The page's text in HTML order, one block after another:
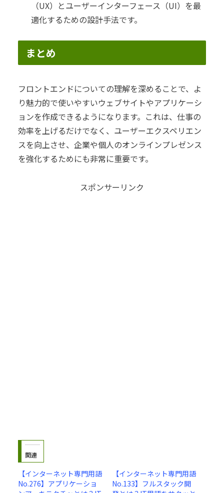
（UX）とユーザーインターフェース（UI）を最
適化するための設計手法です。
まとめ
フロントエンドについての理解を深めることで、よ
り魅力的で使いやすいウェブサイトやアプリケーシ
ョンを作成できるようになります。これは、仕事の
効率を上げるだけでなく、ユーザーエクスペリエン
スを向上させ、企業や個人のオンラインプレゼンス
を強化するためにも非常に重要です。
スポンサーリンク
関連
【インターネット専門用語
No.276】アプリケーショ
【インターネット専門用語
No.133】フルスタック開